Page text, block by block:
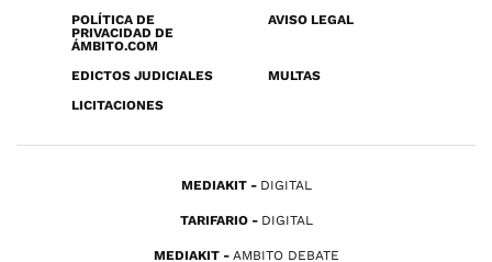
POLÍTICA DE
PRIVACIDAD DE
ÁMBITO.COM
AVISO LEGAL
EDICTOS JUDICIALES
MULTAS
LICITACIONES
MEDIAKIT DIGITAL
TARIFARIO DIGITAL
MEDIAKIT AMBITO DEBATE